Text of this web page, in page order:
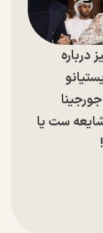
درباره
شایعه ست یا